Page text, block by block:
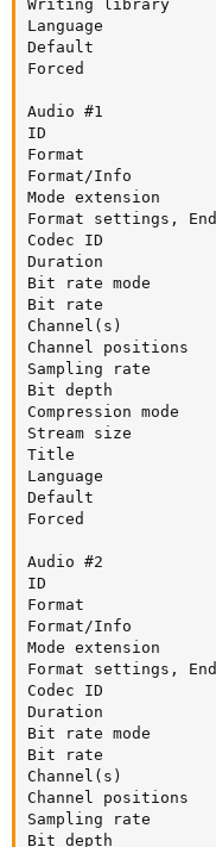
Writing library
Language
Default
Forced
Audio #1
ID
Format
Format/Info
Mode extension
Format settings,
Codec ID
Duration
Bit rate mode
Bit rate
Channel(s)
Channel
Sampling rate
Bit depth
Compression
Stream size
Title
Language
Default
Forced
Audio #2
ID
Format
Format/Info
Mode extension
Format settings,
Codec ID
Duration
Bit rate mode
Bit rate
Channel(s)
Channel
Sampling rate
Bit depth